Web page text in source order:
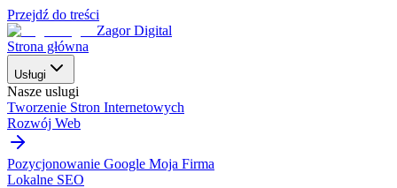
Przejdź do treści
Zagor Digital
Strona główna
Usługi
Nasze uslugi
Tworzenie Stron Internetowych
Rozwój Web
Pozycjonowanie Google Moja Firma
Lokalne SEO